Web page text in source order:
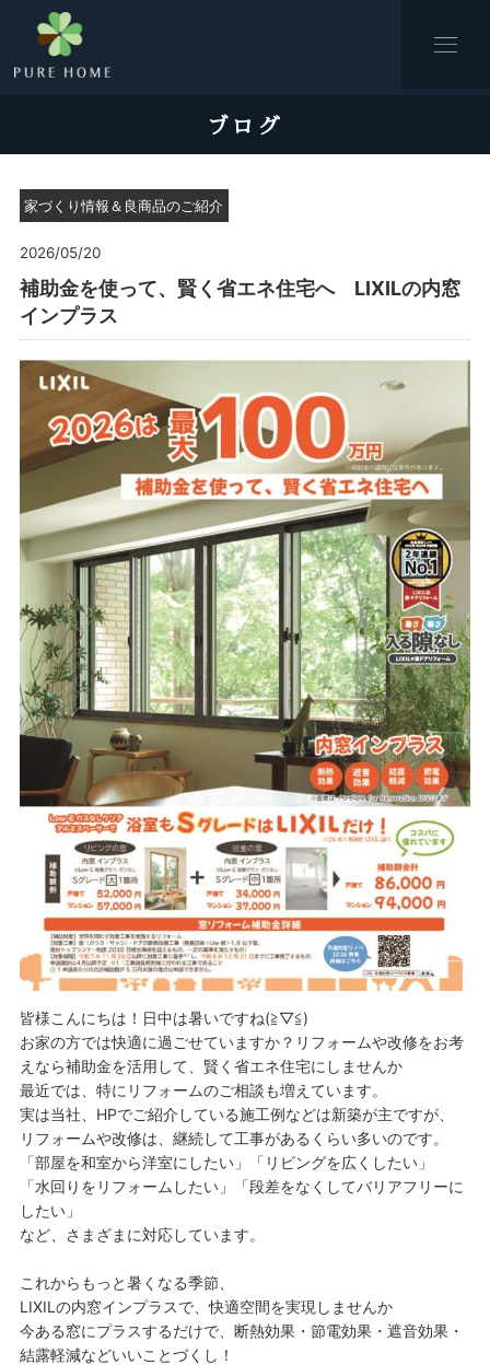
ブログ
家づくり情報＆良商品のご紹介
2026/05/20
補助金を使って、賢く省エネ住宅へ LIXILの内窓
インプラス
皆様こんにちは！日中は暑いですね(≧▽≦)
お家の方では快適に過ごせていますか？リフォームや改修をお考
えなら補助金を活用して、賢く省エネ住宅にしませんか
最近では、特にリフォームのご相談も増えています。
実は当社、HPでご紹介している施工例などは新築が主ですが、
リフォームや改修は、継続して工事があるくらい多いのです。
「部屋を和室から洋室にしたい」「リビングを広くしたい」
「水回りをリフォームしたい」「段差をなくしてバリアフリーに
したい」
など、さまざまに対応しています。
これからもっと暑くなる季節、
LIXILの内窓インプラスで、快適空間を実現しませんか
今ある窓にプラスするだけで、断熱効果・節電効果・遮音効果・
結露軽減などいいことづくし！